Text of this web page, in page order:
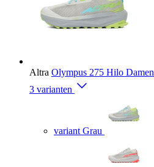
Altra Olympus 275 Hilo Damen
3 varianten
variant Grau